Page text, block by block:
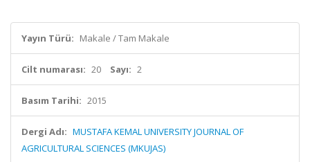
Yayın Türü: Makale / Tam Makale
Cilt numarası: 20 Sayı: 2
Basım Tarihi: 2015
Dergi Adı: MUSTAFA KEMAL UNIVERSITY JOURNAL OF
AGRICULTURAL SCIENCES (MKUJAS)